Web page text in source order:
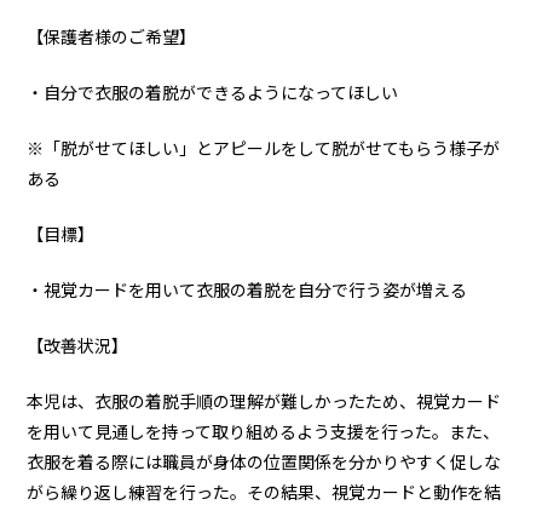
【保護者様のご希望】
・自分で衣服の着脱ができるようになってほしい
※「脱がせてほしい」とアピールをして脱がせてもらう様子が
ある
【目標】
・視覚カードを用いて衣服の着脱を自分で行う姿が増える
【改善状況】
本児は、衣服の着脱手順の理解が難しかったため、視覚カード
を用いて見通しを持って取り組めるよう支援を行った。また、
衣服を着る際には職員が身体の位置関係を分かりやすく促しな
がら繰り返し練習を行った。その結果、視覚カードと動作を結